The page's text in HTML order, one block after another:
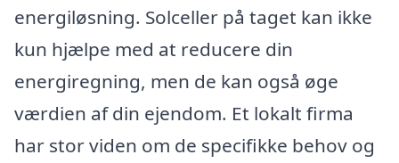
energiløsning. Solceller på taget kan ikke
kun hjælpe med at reducere din
energiregning, men de kan også øge
værdien af din ejendom. Et lokalt firma
har stor viden om de specifikke behov og